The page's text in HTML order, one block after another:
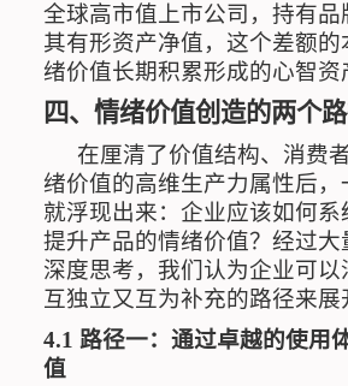
全球高市值上市公司，持有品
其有形资产净值，这个差额
绪价值长期积累形成的心智资
四、情绪价值创造的两个
在厘清了价值结构、消费
绪价值的高维生产力属性后，
就浮现出来：企业应该如何系
提升产品的情绪价值？经过大
深度思考，我们认为企业可以
互独立又互为补充的路径来展
4.1 路径一：通过卓越的使用
值